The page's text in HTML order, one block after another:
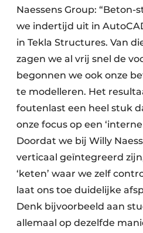
Naessens Group:
we indertijd uit in
in Tekla Structures. Van
zagen we al vrij snel de
begonnen we ook onze
te modelleren. Het
foutenlast een heel stuk
onze focus op een
Doordat we bij Willy
verticaal geïntegreerd
‘keten’ waar we zelf
laat ons toe duidelijke
Denk bijvoorbeeld aan
allemaal op dezelfde